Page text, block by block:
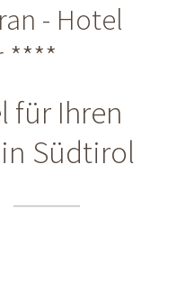
- Hotel
****
für Ihren
Südtirol